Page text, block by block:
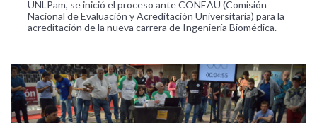
UNLPam, se inició el proceso ante CONEAU (Comisión
Nacional de Evaluación y Acreditación Universitaria) para la
acreditación de la nueva carrera de Ingeniería Biomédica.